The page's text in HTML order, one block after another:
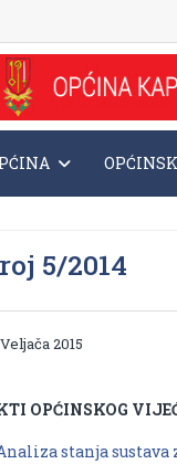
5/2014
2015
OPĆINSKOG
stanja sustava